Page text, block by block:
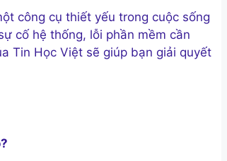
công cụ thiết yếu trong cuộc sống
cố hệ thống, lỗi phần mềm cần
Tin Học Việt sẽ giúp bạn giải quyết